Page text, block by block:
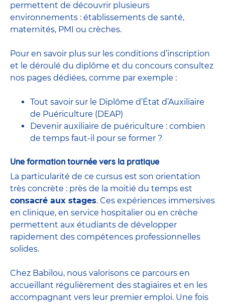
permettent de découvrir plusieurs
environnements : établissements de santé,
maternités, PMI ou crèches.
Pour en savoir plus sur les conditions d’inscription
et le déroulé du diplôme et du concours consultez
nos pages dédiées, comme par exemple :
Tout savoir sur le Diplôme d’État d’Auxiliaire
de Puériculture (DEAP)
Devenir auxiliaire de puériculture : combien
de temps faut-il pour se former ?
Une formation tournée vers la pratique
La particularité de ce cursus est son orientation
très concrète : près de la moitié du temps est
consacré aux stages. Ces expériences immersives
en clinique, en service hospitalier ou en crèche
permettent aux étudiants de développer
rapidement des compétences professionnelles
solides.
Chez Babilou, nous valorisons ce parcours en
accueillant régulièrement des stagiaires et en les
accompagnant vers leur premier emploi. Une fois